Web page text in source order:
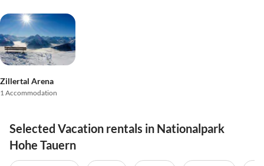
Zillertal Arena
1 Accommodation
Selected Vacation rentals in Nationalpark
Hohe Tauern